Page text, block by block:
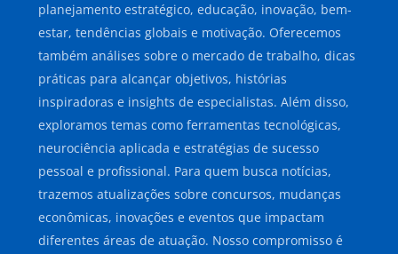
planejamento estratégico, educação, inovação, bem-
estar, tendências globais e motivação. Oferecemos
também análises sobre o mercado de trabalho, dicas
práticas para alcançar objetivos, histórias
inspiradoras e insights de especialistas. Além disso,
exploramos temas como ferramentas tecnológicas,
neurociência aplicada e estratégias de sucesso
pessoal e profissional. Para quem busca notícias,
trazemos atualizações sobre concursos, mudanças
econômicas, inovações e eventos que impactam
diferentes áreas de atuação. Nosso compromisso é